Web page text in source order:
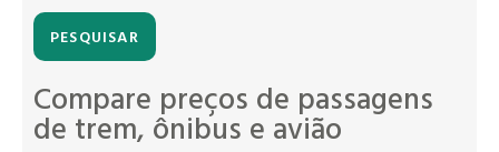
PESQUISAR
Compare preços de passagens
de trem, ônibus e avião